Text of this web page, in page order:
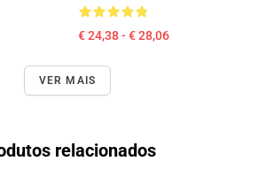
€ 24,38 - € 28,06
VER MAIS
relacionados